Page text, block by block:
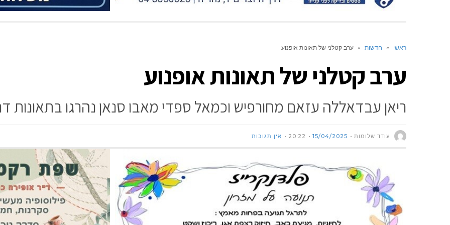
ראשי » חדשות » ערב קטלני של תאונות אופנוע
ערב קטלני של תאונות אופנוע
ריאן עבדאללה עזאם מחורפיש וכמאל ספדי מאבו סנאן נהרגו בתאונות
עודד שלומות 15/04/2025
20:22 אין תגובות